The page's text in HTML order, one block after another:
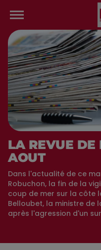
LA REVUE DE
AOUT
Dans l'actualité de ce
Robuchon, la fin de la
coup de mer sur la côte
Belloubet, la ministre de
après l'agression d'un